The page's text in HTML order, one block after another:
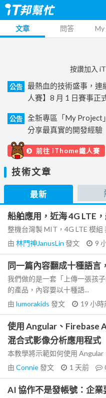
文章 問答 My
按讚加入
公告
最熱血的技術盛事，連
人賽】8 月 1 日賽事正
公告
全新專區「My Project
分享最真實的開發經驗
前往 iThome鐵人賽
技術文章
最新
船舶應用，近海 4G LTE
整機台灣製 MIT，4G LTE 模組
由 林門神JanusLin 發文 9
同一篇內容翻成十種語言
我們做的是一套「上傳一張孩
的產品，內容要以十種語...
由 lumorakids 發文 19 小時
使用 Angular、Firebase
混合式影像分析應用程式
本教學將示範如何使用 Angular
由 Connie發文 1 天前
AI 協作不是發帳號：企